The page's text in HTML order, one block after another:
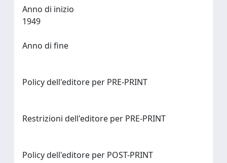
Anno di inizio
Anno di fine
Policy dell'editore per PRE-PRINT
Restrizioni dell'editore per PRE-PRINT
Policy dell'editore per POST-PRINT